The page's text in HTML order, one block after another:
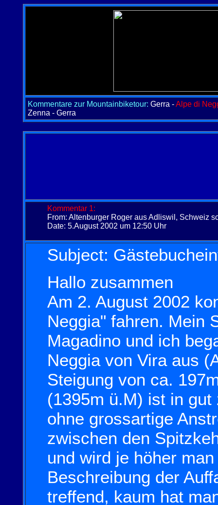
Kommentare zur Mountainbiketour: Gerra -Alpe di
Zenna - Gerra
Kommentar 1:
From: Altenburger Roger aus Adliswil, Schweiz
Date: 5.August 2002 um 12:50 Uhr
Subject:
Hallo zusammen
Am 2. August 2002
Neggia" fahren. Mein
Magadino und ich
Neggia von Vira aus
Steigung von ca.
(1395m ü.M) ist in
ohne grossartige
zwischen den
und wird je höher
Beschreibung der
treffend, kaum hat